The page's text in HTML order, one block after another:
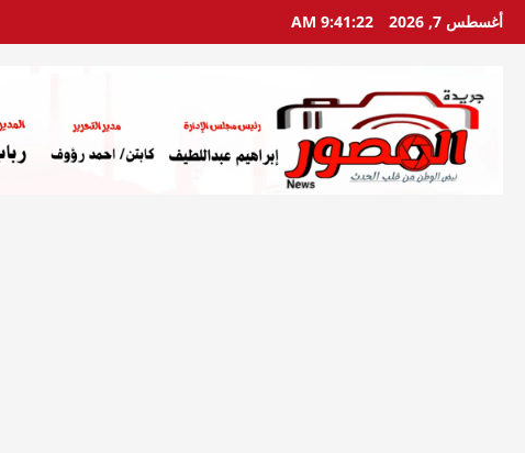
تخطيأغسطس 7, 2026 9:41:23 AM